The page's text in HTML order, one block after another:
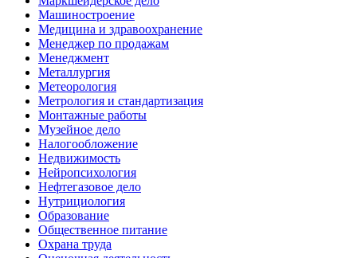
Машиностроение
Медицина и здравоохранение
Менеджер по продажам
Менеджмент
Металлургия
Метеорология
Метрология и стандартизация
Монтажные работы
Музейное дело
Налогообложение
Недвижимость
Нейропсихология
Нефтегазовое дело
Нутрициология
Образование
Общественное питание
Охрана труда